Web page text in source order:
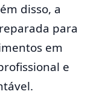
disso, a
para
em
e